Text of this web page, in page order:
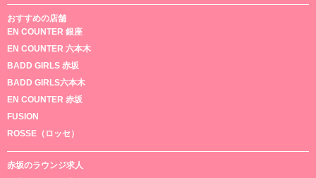
おすすめの店舗
EN COUNTER 銀座
EN COUNTER 六本木
BADD GIRLS 赤坂
BADD GIRLS六本木
EN COUNTER 赤坂
FUSION
ROSSE（ロッセ）
赤坂のラウンジ求人